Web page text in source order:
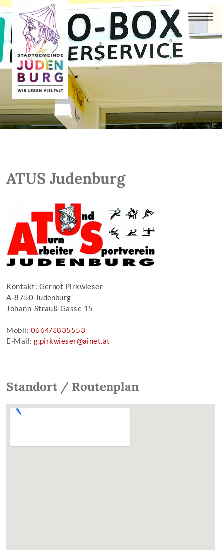
ATUS Judenburg
Kontakt: Gernot Pirkwieser
A-8750 Judenburg
Johann-Strauß-Gasse 15
Mobil: 0664/3835553
E-Mail:g.pirkwieser@ainet.at
Standort / Routenplan